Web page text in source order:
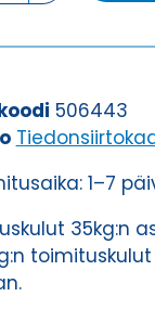
506443
1–7
35kg:n